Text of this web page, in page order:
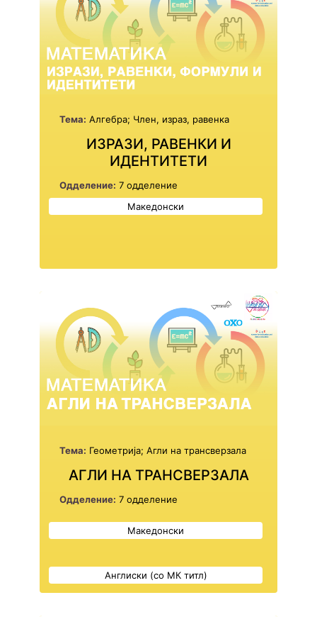
Тема: Алгебра; Член, израз, равенка
ИЗРАЗИ, РАВЕНКИ И
ИДЕНТИТЕТИ
Одделение: 7 одделение
Македонски
Тема: Геометрија; Агли на трансверзала
АГЛИ НА ТРАНСВЕРЗАЛА
Одделение: 7 одделение
Англиски (со МК титл)
Македонски